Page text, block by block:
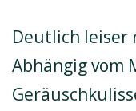
Deutlich leiser
Abhängig vom